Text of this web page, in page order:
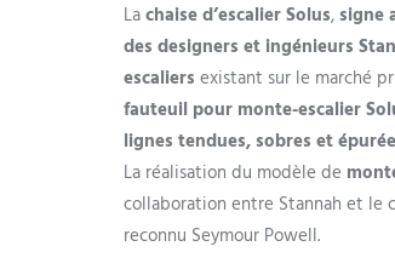
Lachaise d’escalier Solus,signe
des designers et ingénieurs
escaliers existant sur le marché
fauteuil pour monte-escalier
lignes tendues, sobres et
La réalisation du modèle de
collaboration entre Stannah et le
reconnu Seymour Powell.